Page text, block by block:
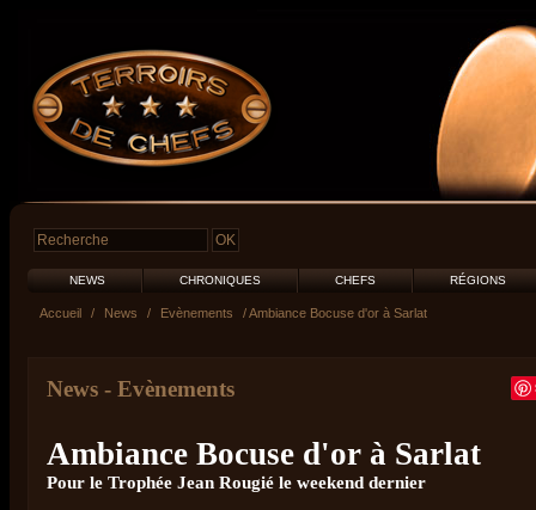
NEWS CHRONIQUES CHEFS RÉGIONS
Accueil / News / Evènements / Ambiance Bocuse d'or à Sarlat
News - Evènements
Ambiance Bocuse d'or à Sarlat
Pour le Trophée Jean Rougié le weekend dernier